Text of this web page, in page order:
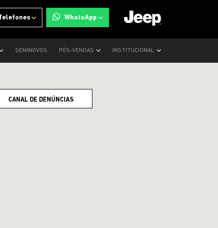
WhatsApp
SEMINOVOS PÓS-VENDAS INSTITUCIONAL
CANAL DE DENÚNCIAS